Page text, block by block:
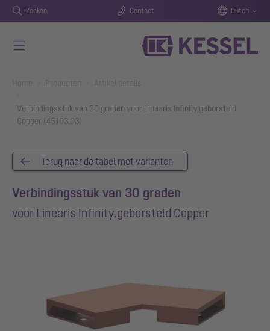
Zoeken Contact Dutch
Verbindingsstuk van 30 graden voor Linearis Infinity,geborsteld
Copper (45103.03)
Terug naar de tabel met varianten
Verbindingsstuk van 30 graden
voor Linearis Infinity,geborsteld Copper